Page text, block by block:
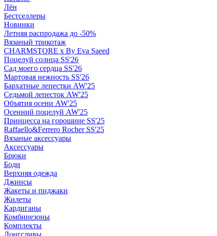
Лён
Бестселлеры
Новинки
Летняя распродажа до -50%
Вязаный трикотаж
CHARMSTORE х By Eva Saeed
Поцелуй солнца SS'26
Сад моего сердца SS'26
Мартовая нежность SS'26
Бархатные лепестки AW'25
Седьмой лепесток AW'25
Объятия осени AW'25
Осенний поцелуй AW'25
Принцесса на горошине SS'25
Raffaello&Ferrero Rocher SS'25
Вязаные аксессуары
Аксессуары
Брюки
Боди
Верхняя одежда
Джинсы
Жакеты и пиджаки
Жилеты
Кардиганы
Комбинезоны
Комплекты
Лонгсливы